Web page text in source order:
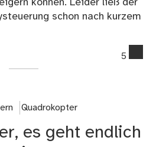
können. Leider ließ der
schon nach kurzem
5
Quadrokopter
es geht endlich